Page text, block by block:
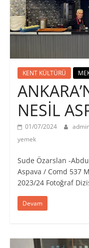
KENT KÜLTÜRÜ
NESİL
01/07/2024
yemek
Sude Özarslan -
Aspava / Comd 537
2023/24 Fotoğraf
Devam